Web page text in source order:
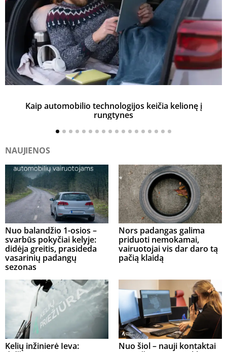
Kaip automobilio technologijos keičia kelionę į
rungtynes
NAUJIENOS
Nuo balandžio 1-osios –
svarbūs pokyčiai kelyje:
didėja greitis, prasideda
vasarinių padangų
sezonas
Nors padangas galima
priduoti nemokamai,
vairuotojai vis dar daro tą
pačią klaidą
Kelių inžinierė Ieva:
Nuo šiol – nauji kontaktai